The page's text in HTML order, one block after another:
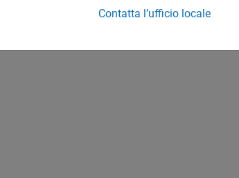
Contatta l’ufficio locale